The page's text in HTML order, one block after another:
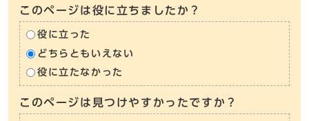
このページは役に立ちましたか？
役に立った
どちらともいえない
役に立たなかった
このページは見つけやすかったですか？